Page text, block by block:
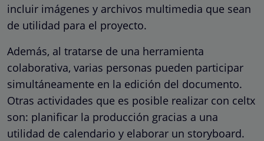
incluir imágenes y archivos multimedia que sean
de utilidad para el proyecto.
Además, al tratarse de una herramienta
colaborativa, varias personas pueden participar
simultáneamente en la edición del documento.
Otras actividades que es posible realizar con celtx
son: planificar la producción gracias a una
utilidad de calendario y elaborar un storyboard.